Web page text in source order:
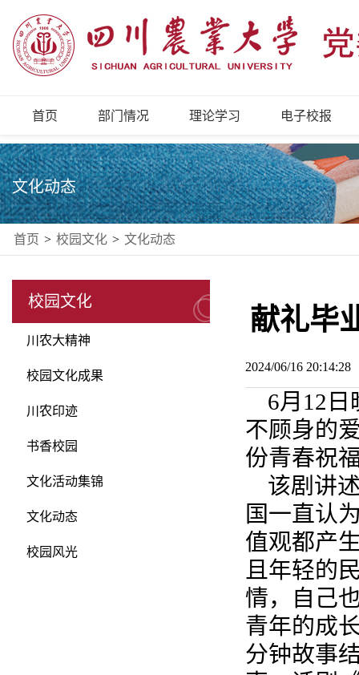
首页 部门情况 理论学习 电子校报
文化动态
首页 > 校园文化 > 文化动态
校园文化
川农大精神
校园文化成果
川农印迹
书香校园
文化活动集锦
文化动态
校园风光
献礼毕
2024/06/16
6月12
不顾身的
份青春祝
该剧讲
国一直认
值观都产
且年轻的
情，自己
青年的成
分钟故事